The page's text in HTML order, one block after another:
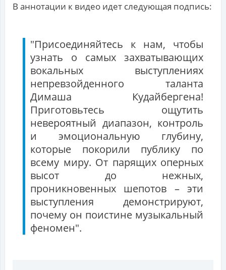
В аннотации к видео идет следующая подпись:
"Присоединяйтесь к нам, чтобы
узнать о самых захватывающих
вокальных выступлениях
непревзойденного таланта
Димаша Кудайбергена!
Приготовьтесь ощутить
невероятный диапазон, контроль
и эмоциональную глубину,
которые покорили публику по
всему миру. От парящих оперных
высот до нежных,
проникновенных шепотов – эти
выступления демонстрируют,
почему он поистине музыкальный
феномен".